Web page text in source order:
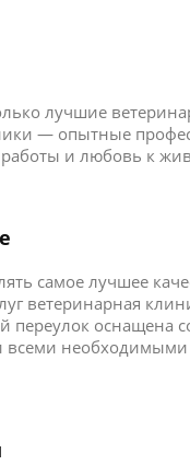
лучшие
— опытные
и любовь к
самое лучшее
ветеринарная
переулок оснащена
всеми